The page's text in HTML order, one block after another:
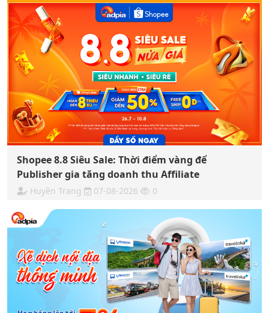
Shopee 8.8 Siêu Sale: Thời điểm vàng để
Publisher gia tăng doanh thu Affiliate
Huyền Trang 07-08-2026 0